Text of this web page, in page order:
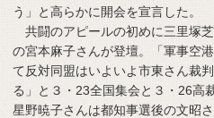
う」と高らかに開会を宣言した。
共闘のアピールの初めに三里塚
の宮本麻子さんが登壇。「軍事空
て反対同盟はいよいよ市東さん裁
る」と３・23全国集会と３・26高
星野暁子さんは都知事選後の文昭